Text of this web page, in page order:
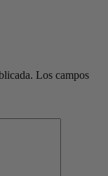
Los campos